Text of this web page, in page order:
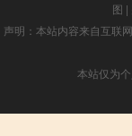
图 |
声明：本站内容来自互联
本站仅为